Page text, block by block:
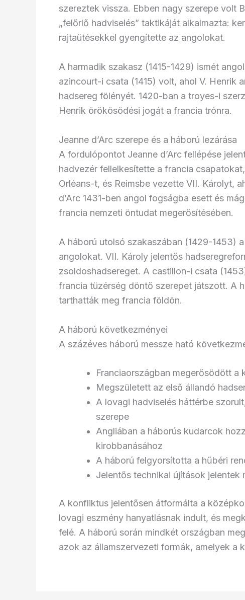
szereztek vissza. Ebben nagy szerepe volt
„felőrlő hadviselés” taktikáját alkalmazta:
rajtaütésekkel gyengítette az angolokat.
A harmadik szakasz (1415-1429) ismét
azincourt-i csata (1415) volt, ahol V. Henrik
hadsereg fölényét. 1420-ban a troyes-i
Henrik örökösödési jogát a francia trónra.
Jeanne d’Arc szerepe és a háború lezárása
A fordulópontot Jeanne d’Arc fellépése
hadvezér fellelkesítette a francia
Orléans-t, és Reimsbe vezette VII. Károlyt,
d’Arc 1431-ben angol fogságba esett és
francia nemzeti öntudat megerősítésében.
A háború utolsó szakaszában (1429-1453)
angolokat. VII. Károly jelentős
zsoldoshadsereget. A castillon-i csata
francia tüzérség döntő szerepet játszott. A
tarthatták meg francia földön.
A háború következményei
A százéves háború messze ható
Franciaországban megerősödött
Megszületett az első állandó
A lovagi hadviselés háttérbe
szerepe
Angliában a háborús kudarcok
kirobbanásához
A háború felgyorsította a hűbéri
Jelentős technikai újítások jelentek
A konfliktus jelentősen átformálta a
lovagi eszmény hanyatlásnak indult, és
felé. A háború során mindkét országban
azok az államszervezeti formák, amelyek a